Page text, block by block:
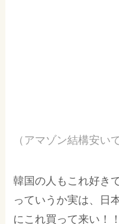
（アマゾン結構安い
韓国の人もこれ好き
っていうか実は、日
にこれ買って来い！